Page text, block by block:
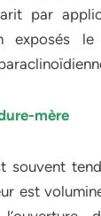
par
exposés
mère
souvent
est